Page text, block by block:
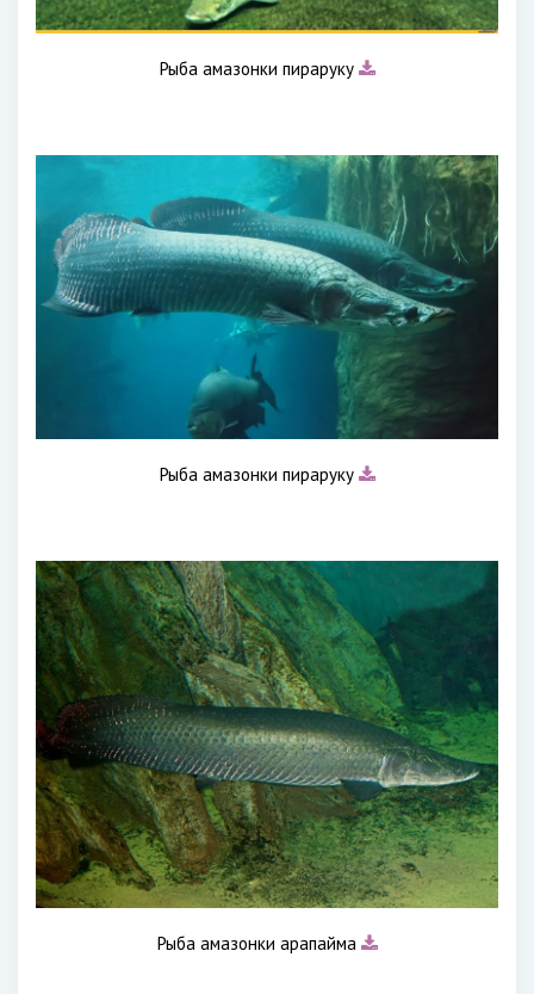
Рыба амазонки пираруку
Рыба амазонки пираруку
Рыба амазонки арапайма